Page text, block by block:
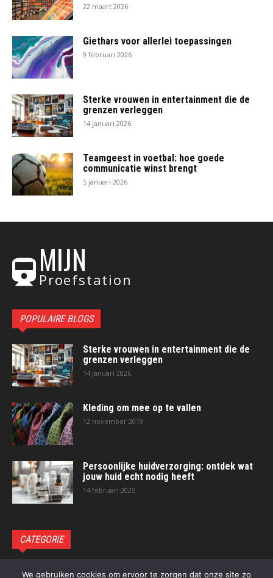
22 maart 2026
Giethars voor allerlei toepassingen
9 februari 2026
Sterke vrouwen in entertainment die de
grenzen verleggen
14 januari 2026
Teamgeest in voetbal: hoe goede
communicatie winst brengt
5 januari 2026
MIJN
Proefstation
POPULAIRE BLOGS
Sterke vrouwen in entertainment die de
grenzen verleggen
14 januari 2026
Kleding om mee op te vallen
12 november 2019
Persoonlijke huidverzorging: ontdek wat
jouw huid echt nodig heeft
14 februari 2025
CATEGORIE
Blog
We gebruiken cookies om ervoor te zorgen dat onze site zo